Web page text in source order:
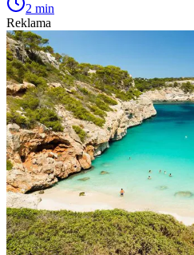
2 min
Reklama